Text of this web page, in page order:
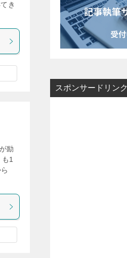
き
励
1
スポンサードリンク